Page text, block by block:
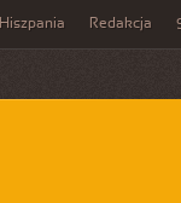
Hiszpania Redakcja